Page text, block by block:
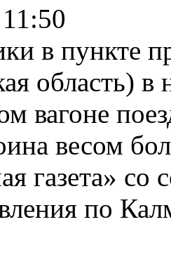
в пункте
область) в
вагоне
весом
газета» со
по